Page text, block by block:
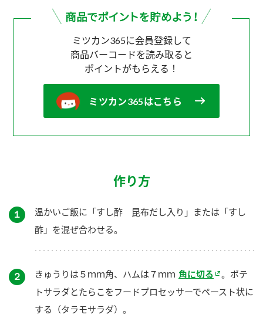
ミツカン365に会員登録して
商品バーコードを読み取ると
ポイントがもらえる！
ミツカン365はこちら
作り方
１
温かいご飯に「すし酢 昆布だし入り」または「すし
酢」を混ぜ合わせる。
２ きゅうりは５ｍｍ角、ハムは７ｍｍ 角に切る
。ポテ
トサラダとたらこをフードプロセッサーでペースト状に
する（タラモサラダ）。